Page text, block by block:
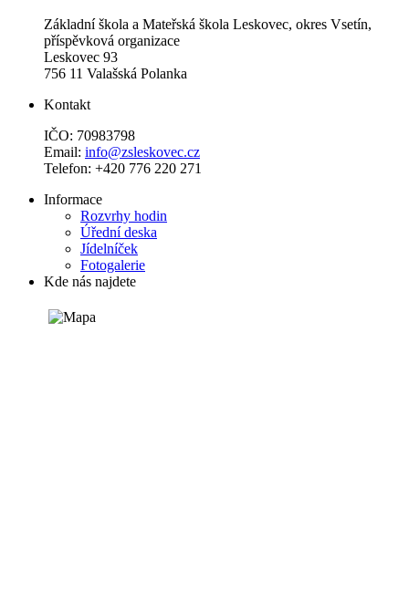
Základní škola a Mateřská škola Leskovec, okres Vsetín,
příspěvková organizace
Leskovec 93
756 11 Valašská Polanka
Kontakt
IČO: 70983798
Email: info@zsleskovec.cz
Telefon: +420 776 220 271
Informace
Rozvrhy hodin
Úřední deska
Jídelníček
Fotogalerie
Kde nás najdete